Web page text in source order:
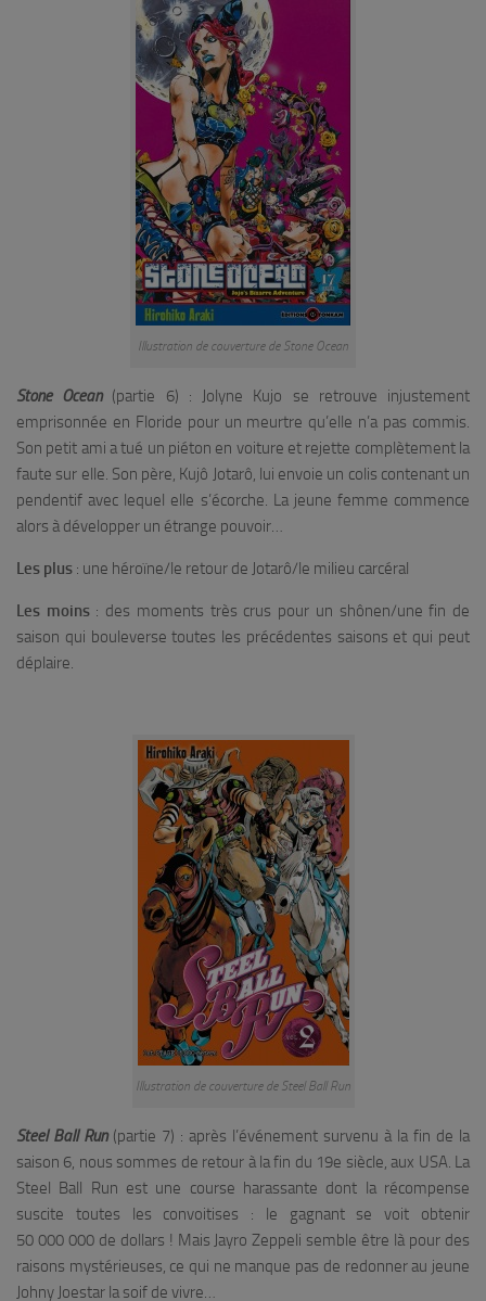
Illustration de couverture de Stone Ocean
Stone Ocean(partie 6) : Jolyne Kujo se retrouve injustement
emprisonnée en Floride pour un meurtre qu’elle n’a pas commis.
Son petit ami a tué un piéton en voiture et rejette complètement la
faute sur elle. Son père, Kujô Jotarô, lui envoie un colis contenant un
pendentif avec lequel elle s’écorche. La jeune femme commence
alors à développer un étrange pouvoir…
Les plus : une héroïne/le retour de Jotarô/le milieu carcéral
Les moins: des moments très crus pour un shônen/une fin de
saison qui bouleverse toutes les précédentes saisons et qui peut
déplaire.
Illustration de couverture de Steel Ball Run
Steel Ball Run(partie 7) : après l’événement survenu à la fin de la
saison 6, nous sommes de retour à la fin du 19e siècle, aux USA. La
Steel Ball Run est une course harassante dont la récompense
suscite toutes les convoitises : le gagnant se voit obtenir
50 000 000 de dollars ! Mais Jayro Zeppeli semble être là pour des
raisons mystérieuses, ce qui ne manque pas de redonner au jeune
Johny Joestar la soif de vivre…